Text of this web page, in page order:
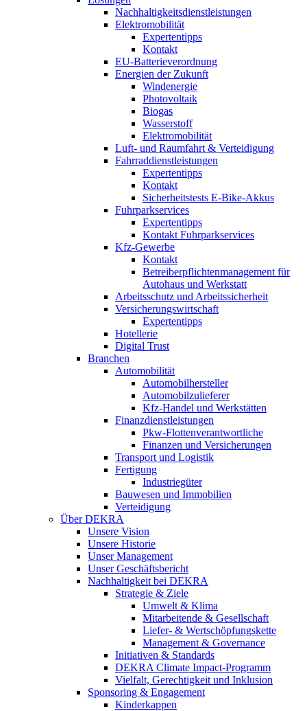
Nachhaltigkeitsdienstleistungen
Elektromobilität
Expertentipps
Kontakt
EU-Batterieverordnung
Energien der Zukunft
Windenergie
Photovoltaik
Biogas
Wasserstoff
Elektromobilität
Luft- und Raumfahrt & Verteidigung
Fahrraddienstleistungen
Expertentipps
Kontakt
Sicherheitstests E-Bike-Akkus
Fuhrparkservices
Expertentipps
Kontakt Fuhrparkservices
Kfz-Gewerbe
Kontakt
Betreiberpflichtenmanagement für
Autohaus und Werkstatt
Arbeitsschutz und Arbeitssicherheit
Versicherungswirtschaft
Expertentipps
Hotellerie
Digital Trust
Branchen
Automobilität
Automobilhersteller
Automobilzulieferer
Kfz-Handel und Werkstätten
Finanzdienstleistungen
Pkw‑Flottenverantwortliche
Finanzen und Versicherungen
Transport und Logistik
Fertigung
Industriegüter
Bauwesen und Immobilien
Verteidigung
Über DEKRA
Unsere Vision
Unsere Historie
Unser Management
Unser Geschäftsbericht
Nachhaltigkeit bei DEKRA
Strategie & Ziele
Umwelt & Klima
Mitarbeitende & Gesellschaft
Liefer- & Wertschöpfungskette
Management & Governance
Initiativen & Standards
DEKRA Climate Impact-Programm
Vielfalt, Gerechtigkeit und Inklusion​
Sponsoring & Engagement
Kinderkappen